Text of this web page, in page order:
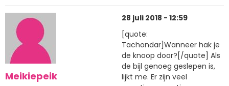
Meikiepeik
28 juli 2018 - 12:59
[quote:
Tachondar]Wanneer hak je
de knoop door?[/quote] Als
de bijl genoeg geslepen is,
lijkt me. Er zijn veel